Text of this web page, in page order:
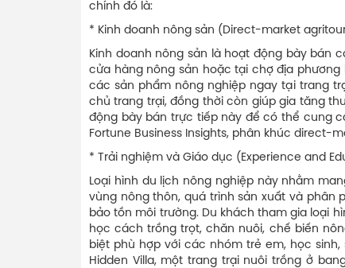
chính đó là:
* Kinh doanh nông sản (Direct-market
Kinh doanh nông sản là hoạt động bày bán
cửa hàng nông sản hoặc tại chợ địa
các sản phẩm nông nghiệp ngay tại trang
chủ trang trại, đồng thời còn giúp gia tăng
động bày bán trực tiếp này để có thể cung
Fortune Business Insights, phân khúc direct-
* Trải nghiệm và Giáo dục (Experience and
Loại hình du lịch nông nghiệp này nhằm
vùng nông thôn, quá trình sản xuất và phân
bảo tồn môi trường. Du khách tham gia loại
học cách trồng trọt, chăn nuôi, chế biến
biệt phù hợp với các nhóm trẻ em, học
Hidden Villa, một trang trại nuôi trồng ở